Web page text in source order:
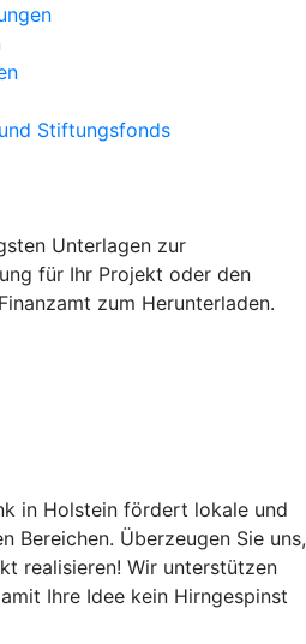
Stiftungsfonds
Unterlagen zur
für Ihr Projekt oder den
zum Herunterladen.
in Holstein fördert lokale und
Bereichen. Überzeugen Sie uns,
realisieren! Wir unterstützen
Ihre Idee kein Hirngespinst